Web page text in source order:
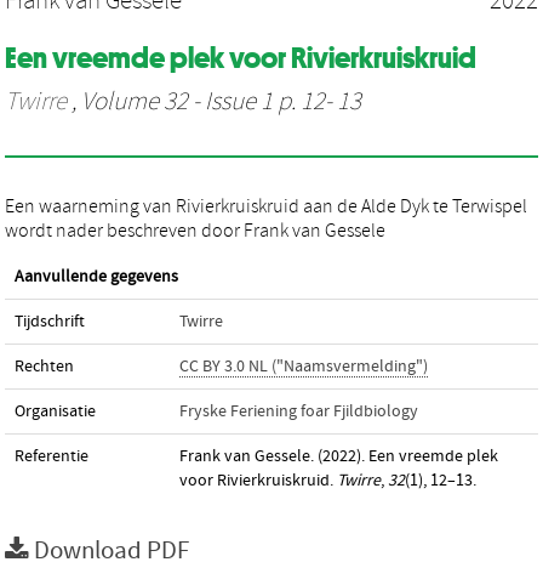
Een vreemde plek voor Rivierkruiskruid
Twirre, Volume 32 - Issue 1 p. 12- 13
Een waarneming van Rivierkruiskruid aan de Alde Dyk te Terwispel
wordt nader beschreven door Frank van Gessele
Aanvullende gegevens
Tijdschrift Twirre
Rechten CC BY 3.0 NL ("Naamsvermelding")
Organisatie Fryske Feriening foar Fjildbiology
Referentie
Frank van Gessele. (2022). Een vreemde plek
voor Rivierkruiskruid. Twirre, 32(1), 12–13.
Download PDF